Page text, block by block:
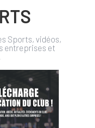
Sports, vidéos,
entreprises et